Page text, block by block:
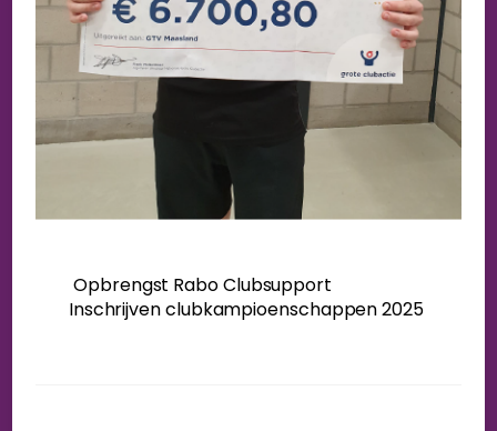
Opbrengst Rabo Clubsupport
Inschrijven clubkampioenschappen 2025